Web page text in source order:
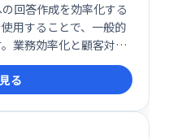
回答作成を効率化する
用することで、一般的
業務効率化と顧客対応
ズなコミュニケーショ
力の節約に繋がり、顧
る